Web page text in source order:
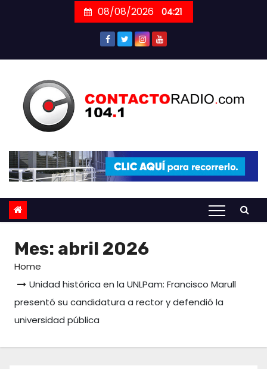
08/08/2026 04:21
Mes: abril 2026
Home
Unidad histórica en la UNLPam: Francisco Marull
presentó su candidatura a rector y defendió la
universidad pública